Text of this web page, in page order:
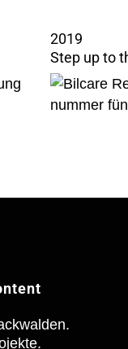
2019
Step up to